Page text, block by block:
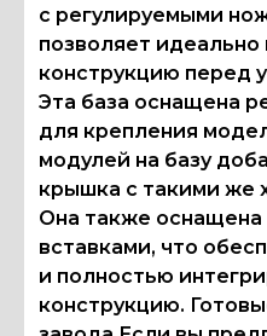
с регулируемыми
позволяет идеально
конструкцию перед
Эта база оснащена
для крепления
модулей на базу
крышка с такими же
Она также
вставками, что
и полностью
конструкцию.